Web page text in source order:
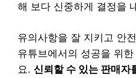
해 보다 신중하게 결정을
유의사항을 잘 지키고 안
유튜브에서의 성공을 위
요. 신뢰할 수 있는 판매자